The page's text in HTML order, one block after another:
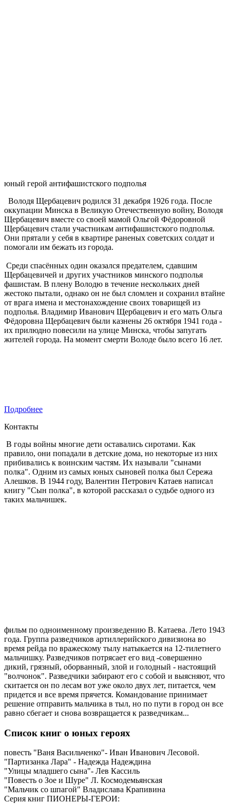
юный герой антифашистского подполья
Володя Щербацевич родился 31 декабря 1926 года. После
оккупации Минска в Великую Отечественную войну, Володя
Щербацевич вместе со своей мамой Ольгой Фёдоровной
Щербацевич стали участникам антифашистского подполья.
Они прятали у себя в квартире раненых советских солдат и
помогали им бежать из города.
Среди спасённых один оказался предателем, сдавшим
Щербацевичей и других участников минского подполья
фашистам. В плену Володю в течение нескольких дней
жестоко пытали, однако он не был сломлен и сохранил втайне
от врага имена и местонахождение своих товарищей из
подполья. Владимир Иванович Щербацевич и его мать Ольга
Фёдоровна Щербацевич были казнены 26 октября 1941 года -
их прилюдно повесили на улице Минска, чтобы запугать
жителей города. На момент смерти Володе было всего 16 лет.
Подробнее
Контакты
В годы войны многие дети оставались сиротами. Как
правило, они попадали в детские дома, но некоторые из них
прибивались к воинским частям. Их называли "сынами
полка". Одним из самых юных сыновей полка был Сережа
Алешков. В 1944 году, Валентин Петрович Катаев написал
книгу "Сын полка", в которой рассказал о судьбе одного из
таких мальчишек.
фильм по одноименному произведению В. Катаева. Лето 1943
года. Группа разведчиков артиллерийского дивизиона во
время рейда по вражескому тылу натыкается на 12-тилетнего
мальчишку. Разведчиков потрясает его вид -совершенно
дикий, грязный, оборванный, злой и голодный - настоящий
"волчонок". Разведчики забирают его с собой и выясняют, что
скитается он по лесам вот уже около двух лет, питается, чем
придется и все время прячется. Командование принимает
решение отправить мальчика в тыл, но по пути в город он все
равно сбегает и снова возвращается к разведчикам...
Список книг о юных героях
повесть "Ваня Васильченко"- Иван Иванович Лесовой.
"Партизанка Лара" - Надежда Надеждина
"Улицы младшего сына"- Лев Кассиль
"Повесть о Зое и Шуре" Л. Космодемьянская
"Мальчик со шпагой" Владислава Крапивина
Серия книг ПИОНЕРЫ-ГЕРОИ: